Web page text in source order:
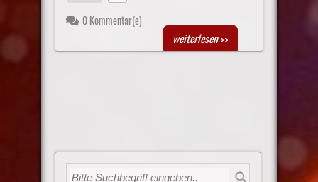
0 Kommentar(e)
weiterlesen>>